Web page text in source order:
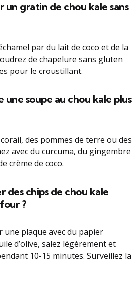
un gratin de chou kale sans
par du lait de coco et de la
de chapelure sans gluten
pour le croustillant.
soupe au chou kale plus
des pommes de terre ou des
avec du curcuma, du gingembre
crème de coco.
des chips de chou kale
?
une plaque avec du papier
d’olive, salez légèrement et
10-15 minutes. Surveillez la